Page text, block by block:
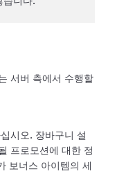
서버 측에서 수행할
시오. 장바구니 설
프로모션에 대한 정
보너스 아이템의 세